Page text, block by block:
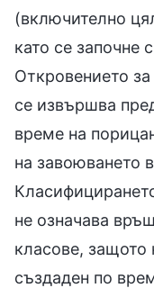
(включително
като се започне
Откровението
се извършва
време на
на завоюването
не означава
класове, защото
създаден по